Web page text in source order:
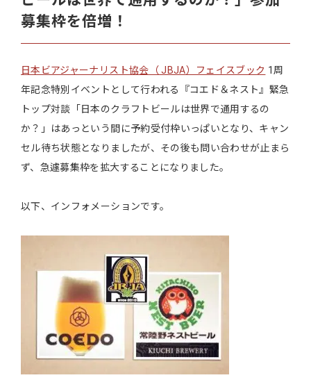
募集枠を倍増！
日本ビアジャーナリスト協会（ JBJA）フェイスブック 1周
年記念特別イベントとして行われる『コエド＆ネスト』緊急
トップ対談「日本のクラフトビールは世界で通用するの
か？」はあっという間に予約受付枠いっぱいとなり、キャン
セル待ち状態となりましたが、その後も問い合わせが止まら
ず、急遽募集枠を拡大することになりました。
以下、インフォメーションです。